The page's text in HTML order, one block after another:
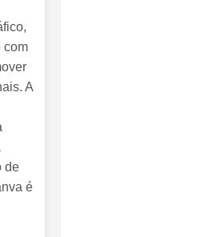
com
A
de
é